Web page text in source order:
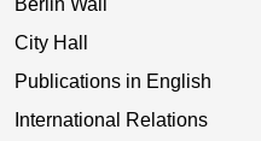
Berlin Wall
City Hall
Publications in English
International Relations